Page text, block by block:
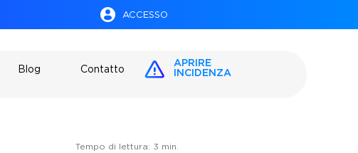
ACCESSO
Blog Contatto
APRIRE
INCIDENZA
Tempo di lettura: 3 min.